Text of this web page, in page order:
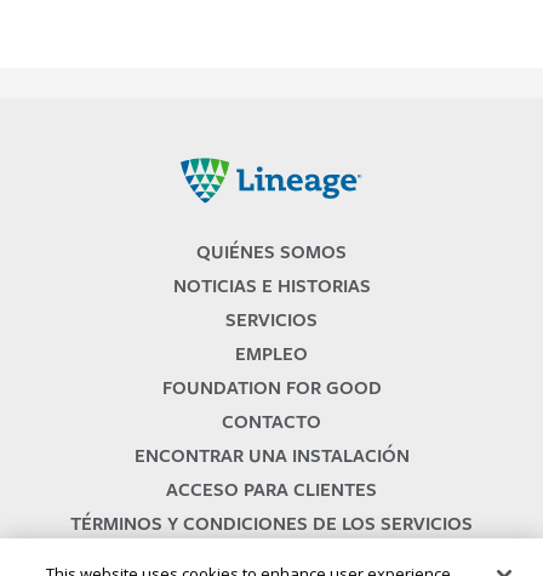
QUIÉNES SOMOS
NOTICIAS E HISTORIAS
SERVICIOS
EMPLEO
FOUNDATION FOR GOOD
CONTACTO
ENCONTRAR UNA INSTALACIÓN
ACCESO PARA CLIENTES
TÉRMINOS Y CONDICIONES DE LOS SERVICIOS